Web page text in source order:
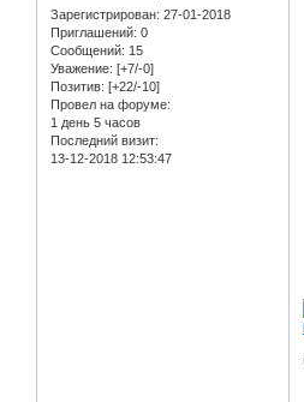
Зарегистрирован: 27-01-2018
Приглашений: 0
Сообщений: 15
Уважение: [+7/-0]
Позитив: [+22/-10]
Провел на форуме:
1 день 5 часов
Последний визит:
13-12-2018 12:53:47